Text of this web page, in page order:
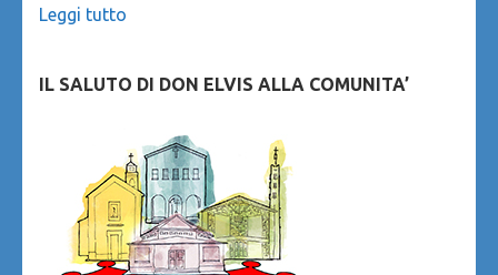
Leggi tutto
IL SALUTO DI DON ELVIS ALLA COMUNITA’